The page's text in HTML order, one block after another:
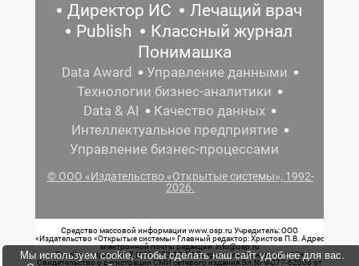
Директор ИС
Лечащий врач
Publish
Классный журнал
Понимашка
Data Award
Управление данными
Технологии бизнес-аналитики
Data & AI
Качество данных
Интеллектуальное предприятие
Управление бизнес-процессами
© ООО «Издательство «Открытые системы», 1992-
2026.
Средство массовой информации www.osp.ru Учредитель: ООО
«Издательство «Открытые системы» Главный редактор: Христов П.В. Адрес
электронной почты редакции: info@osp.ru
Телефон редакции: 7 (499) 703-18-54 Возрастная маркировка: 12+
Свидетельство о регистрации СМИ сетевого издания Эл.№ ФС77-62008 от
Мы используем cookie, чтобы сделать наш сайт удобнее для вас.